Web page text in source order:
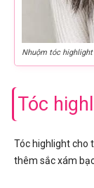
Nhuộm tóc
Tóc
Tóc highlight cho
thêm sắc xám